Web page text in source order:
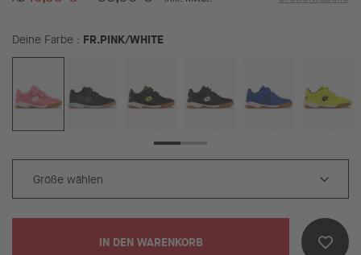
Deine Farbe FR.PINK/WHITE
IN DEN WARENKORB